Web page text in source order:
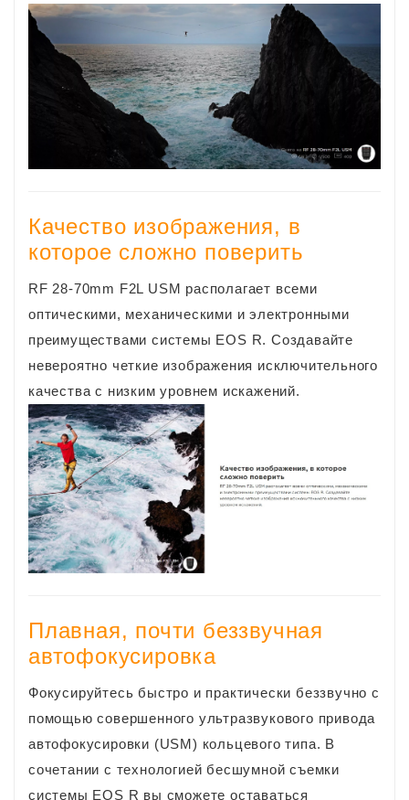
Качество изображения, в
которое сложно поверить
RF 28-70mm F2L USM располагает всеми
оптическими, механическими и электронными
преимуществами системы EOS R. Создавайте
невероятно четкие изображения исключительного
качества с низким уровнем искажений.
Плавная, почти беззвучная
автофокусировка
Фокусируйтесь быстро и практически беззвучно с
помощью совершенного ультразвукового привода
автофокусировки (USM) кольцевого типа. В
сочетании с технологией бесшумной съемки
системы EOS R вы сможете оставаться